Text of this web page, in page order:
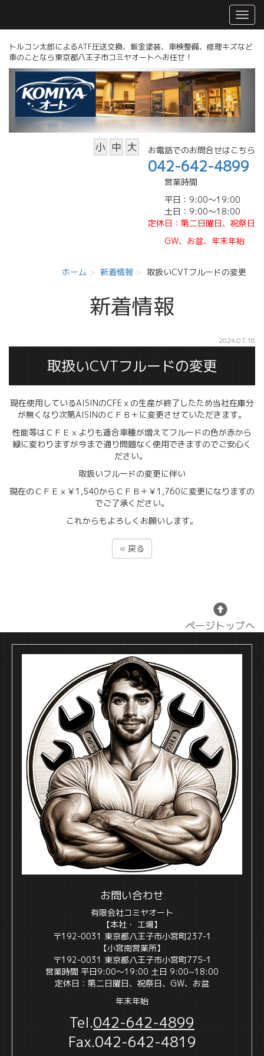
トルコン太郎によるATF圧送交換、鈑金塗装、車検整備、修理キズなど
車のことなら東京都八王子市コミヤオートへお任せ！
お電話でのお問合せはこちら
042-642-4899
営業時間
平日：9:00～19:00
土日：9:00～18:00
定休日 ：第二日曜日、祝祭日
GW、 お盆、年末年始
小 中 大
ホーム 新着情報 取扱いCVTフルードの変更
新着情報
2024.07.18
取扱いCVTフルードの変更
現在使用しているAISINのCFEｘの生産が終了したため当社在庫分
が無くなり次第AISINのＣＦＢ＋に変更させていただきます。
性能等はＣＦＥｘよりも適合車種が増えてフルードの色が赤から
緑に変わりますが今まで通り問題なく使用できますのでご安心く
ださい。
取扱いフルードの変更に伴い
現在のＣＦＥｘ￥1,540からＣＦＢ＋￥1,760に変更になりますの
でご了承ください。
これからもよろしくお願いします。
« 戻る
ページトップへ
お問い合わせ
有限会社コミヤオート
【本社・ 工場】
〒192-0031 東京都八王子市小宮町237-1
【小宮南営業所】
〒192-0031 東京都八王子市小宮町775-1
営業時間 平日9:00〜19:00 土日 9:00~18:00
定休日：第二日曜日、祝祭日、GW、お盆
年末年始
Tel.042-642-4899
Fax.042-642-4819